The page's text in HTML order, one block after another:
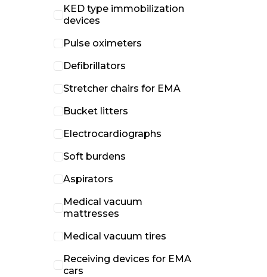
KED type immobilization
devices
Pulse oximeters
Defibrillators
Stretcher chairs for EMA
Bucket litters
Electrocardiographs
Soft burdens
Aspirators
Medical vacuum
mattresses
Medical vacuum tires
Receiving devices for EMA
cars